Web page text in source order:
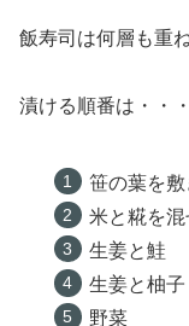
飯寿司は何層も重
漬ける順番は・・・
笹の葉を
米と糀を
生姜と鮭
生姜と柚子
野菜